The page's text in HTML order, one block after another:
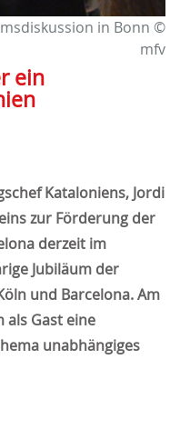
in Bonn ©
mfv
ein
Kataloniens, Jordi
zur Förderung der
derzeit im
Jubiläum der
und Barcelona. Am
als Gast eine
unabhängiges